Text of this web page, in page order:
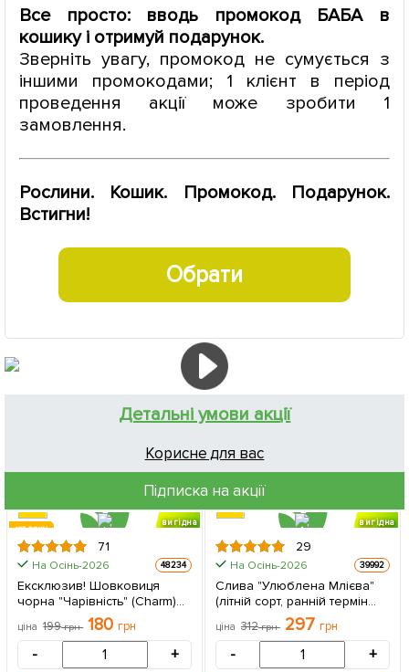
Все просто: вводь промокод БАБА в
кошику і отримуй подарунок.
Зверніть увагу, промокод не сумується з
іншими промокодами; 1 клієнт в період
проведення акції може зробити 1
замовлення.
Рослини. Кошик. Промокод. Подарунок.
Встигни!
Обрати
Детальні умови акції
Корисне для вас
Підписка на акції
вигідна
знижка
ХІТ РОКУ
71
На Осінь-2026 48234
Ексклюзив! Шовковиця
чорна "Чарівність" (Charm)
(преміальний
великоплідний сорт,
хворобостійкий) 1
саджанець в упаковці
ціна 199грн 180 грн
- +
вигідна
знижка
29
На Осінь-2026 39992
Слива "Улюблена Млієва"
(літній сорт, ранній термін
дозрівання) 1 саджанець в
упаковці
ціна 312грн 297 грн
- +